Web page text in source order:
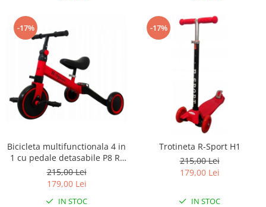
-17%
Bicicleta multifunctionala 4 in
1 cu pedale detasabile P8 R-
Sport
215,00 Lei
179,00 Lei
IN STOC
-17%
Trotineta R-Sport H1
215,00 Lei
179,00 Lei
IN STOC